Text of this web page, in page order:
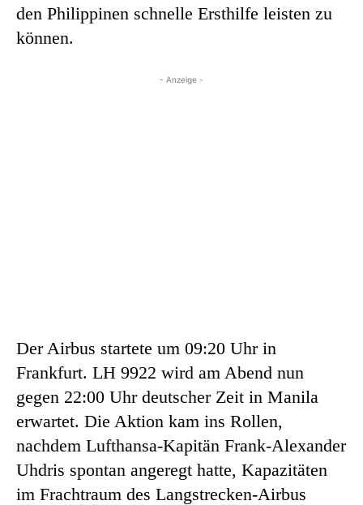
den Philippinen schnelle Ersthilfe leisten zu
können.
- Anzeige -
Der Airbus startete um 09:20 Uhr in
Frankfurt. LH 9922 wird am Abend nun
gegen 22:00 Uhr deutscher Zeit in Manila
erwartet. Die Aktion kam ins Rollen,
nachdem Lufthansa-Kapitän Frank-Alexander
Uhdris spontan angeregt hatte, Kapazitäten
im Frachtraum des Langstrecken-Airbus